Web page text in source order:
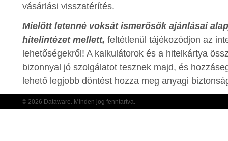
vásárlási visszatérítés.
Mielőtt letenné voksát ismerősök ajánlásai
hitelintézet mellett, feltétlenül tájékozódjon az
lehetőségekről! A kalkulátorok és a hitelkártya
bizonnyal jó szolgálatot tesznek majd, és
lehető legjobb döntést hozza meg anyagi
© 2026 Dataware. Minden jog fenntartva.